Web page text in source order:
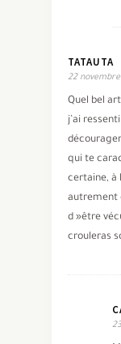
TATAUTA
22 novembre
Quel bel
j’ai
qui te
certaine, à
autrement
d »être
crouleras